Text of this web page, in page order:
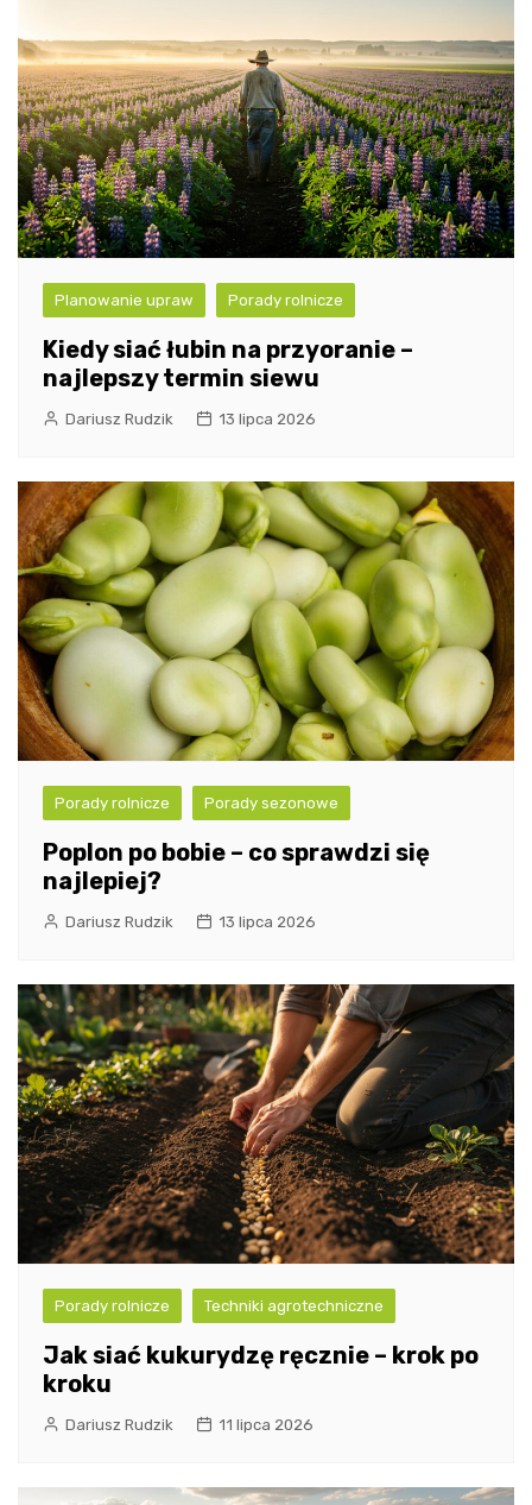
Planowanie upraw Porady rolnicze
Kiedy siać łubin na przyoranie –
najlepszy termin siewu
Dariusz Rudzik 13 lipca 2026
Porady rolnicze Porady sezonowe
Poplon po bobie – co sprawdzi się
najlepiej?
Dariusz Rudzik 13 lipca 2026
Porady rolnicze Techniki agrotechniczne
Jak siać kukurydzę ręcznie – krok po
kroku
Dariusz Rudzik 11 lipca 2026